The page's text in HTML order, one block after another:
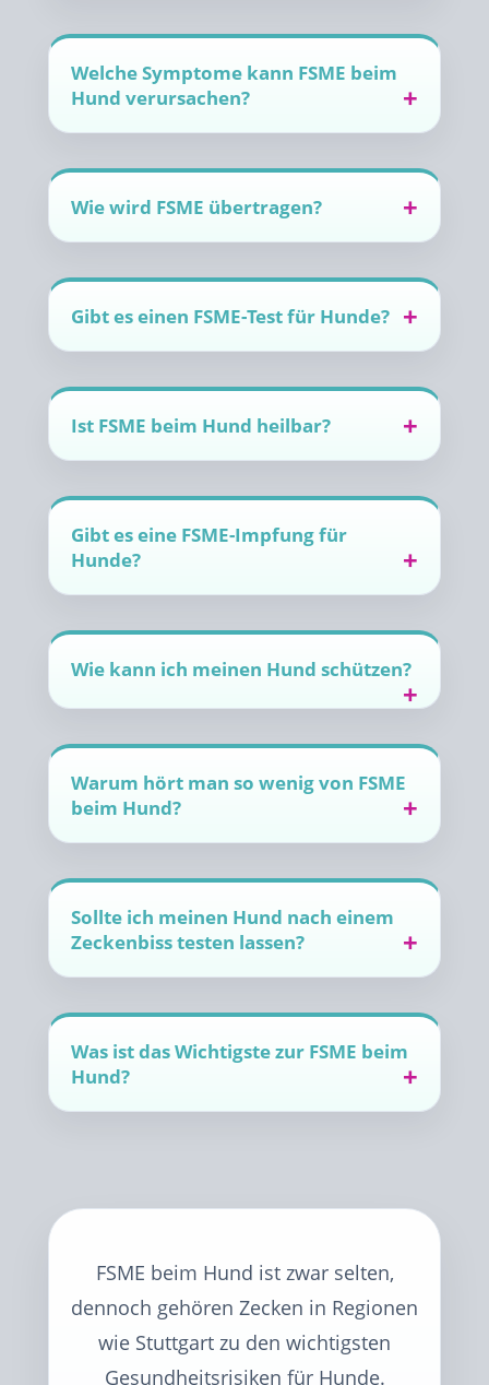
Welche Symptome kann FSME beim
Hund verursachen?
Wie wird FSME übertragen?
Gibt es einen FSME-Test für Hunde?
Ist FSME beim Hund heilbar?
Gibt es eine FSME-Impfung für
Hunde?
Wie kann ich meinen Hund schützen?
Warum hört man so wenig von FSME
beim Hund?
Sollte ich meinen Hund nach einem
Zeckenbiss testen lassen?
Was ist das Wichtigste zur FSME beim
Hund?
FSME beim Hund ist zwar selten,
dennoch gehören Zecken in Regionen
wie Stuttgart zu den wichtigsten
Gesundheitsrisiken für Hunde.